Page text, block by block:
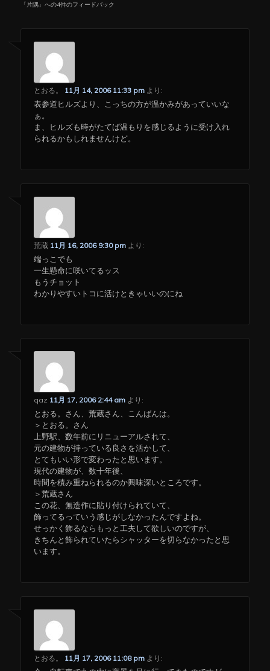
「片隅 」への4件のフィードバック
とおる。 11月 14, 2006 11:33 pm より:
表参道ヒルズより、こっちの方が温かみがあっていいな
ぁ。
ま、ヒルズも時がたてば温もりを感じるように受け入れ
られるかもしれませんけど。
荒蔵 11月 16, 2006 9:30 pm より:
端っこでも
一生懸命に咲いてるッス
もうチョット
わかりやすいトコに活けときゃいいのにね
qaz 11月 17, 2006 2:44 am より:
とおる。さん、荒蔵さん、こんばんは。
＞とおる。さん
上野駅、数年前にリニューアルされて、
元の建物が持っている良さを活かして、
とてもいい形で変わったと思います。
現代の建物が、数十年後、
時間を積み重ねられるのか興味深いところです。
＞荒蔵さん
この花、無造作に貼り付けられていて、
飾ってるっていう感じがしなかったんですよね。
せっかく飾るならもっと工夫して欲しいのですが、
きちんと飾られていたらシャッターを切らなかったと思
います。
とおる。 11月 17, 2006 11:08 pm より: